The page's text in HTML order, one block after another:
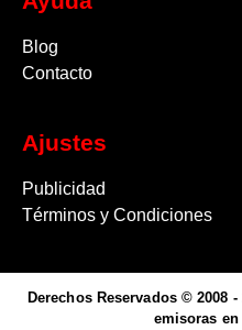
Blog
Contacto
Ajustes
Publicidad
Términos y Condiciones
Derechos Reservados © 2008
emisoras